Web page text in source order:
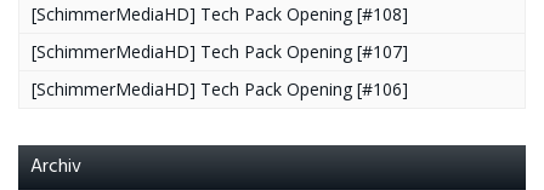
[SchimmerMediaHD] Tech Pack Opening [#108]
[SchimmerMediaHD] Tech Pack Opening [#107]
[SchimmerMediaHD] Tech Pack Opening [#106]
Archiv